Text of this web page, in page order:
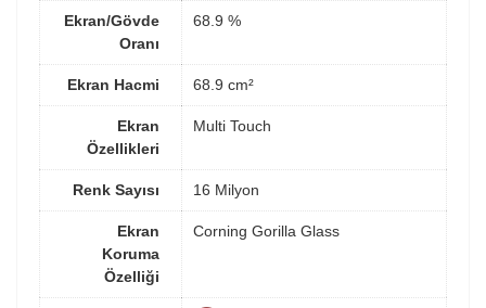
Ekran/Gövde
Oranı
68.9 %
Ekran Hacmi 68.9 cm²
Ekran
Özellikleri
Multi Touch
Renk Sayısı 16 Milyon
Ekran
Koruma
Özelliği
Corning Gorilla Glass